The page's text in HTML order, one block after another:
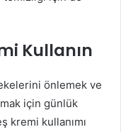
Kullanın
önlemek ve
için günlük
kremi kullanımı